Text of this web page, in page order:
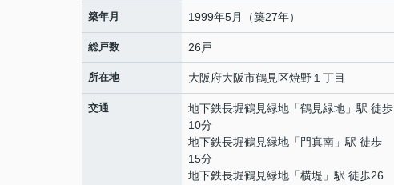
築年月 1999年5月（築27年）
総戸数 26戸
所在地 大阪府大阪市鶴見区焼野 １丁目
交通 地下鉄長堀鶴見緑地 「鶴見緑地 」駅 徒歩
10分
地下鉄長堀鶴見緑地 「 門真南 」駅 徒歩
15分
地下鉄長堀鶴見緑地 「横堤 」駅 徒歩26